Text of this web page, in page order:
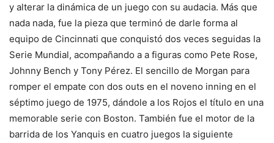
y alterar la dinámica de un juego con su audacia. Más que
nada nada, fue la pieza que terminó de darle forma al
equipo de Cincinnati que conquistó dos veces seguidas la
Serie Mundial, acompañando a a figuras como Pete Rose,
Johnny Bench y Tony Pérez. El sencillo de Morgan para
romper el empate con dos outs en el noveno inning en el
séptimo juego de 1975, dándole a los Rojos el título en una
memorable serie con Boston. También fue el motor de la
barrida de los Yanquis en cuatro juegos la siguiente